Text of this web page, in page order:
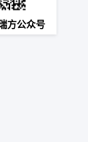
方公众号